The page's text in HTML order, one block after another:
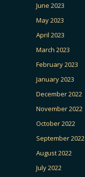
June 2023
May 2023
April 2023
March 2023
February 2023
January 2023
December 2022
November 2022
October 2022
September 2022
August 2022
July 2022